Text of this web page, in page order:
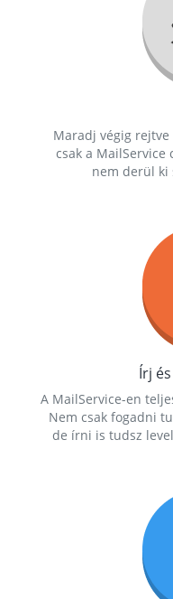
Maradj végig rejtve
csak a MailService
nem derül ki
Írj
A MailService-en
Nem csak fogadni
de írni is tudsz